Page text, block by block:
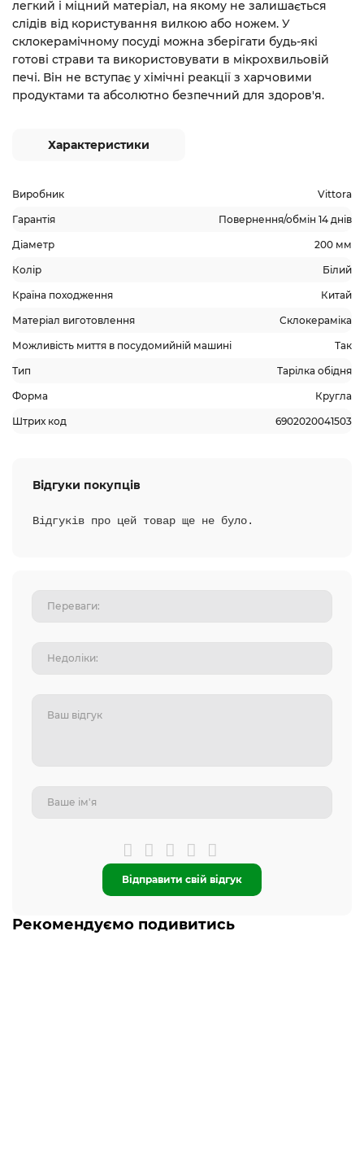
легкий і міцний матеріал, на якому не залишається
слідів від користування вилкою або ножем. У
склокерамічному посуді можна зберігати будь-які
готові страви та використовувати в мікрохвильовій
печі. Він не вступає у хімічні реакції з харчовими
продуктами та абсолютно безпечний для здоров'я.
Характеристики
Виробник Vittora
Гарантія Повернення/обмін 14 днів
Діаметр 200 мм
Колір Білий
Країна походження Китай
Матеріал виготовлення Склокераміка
Можливість миття в посудомийній машині Так
Тип Тарілка обідня
Форма Кругла
Штрих код 6902020041503
Відгуки покупців
Відгуків про цей товар ще не було.
Відправити свій відгук
Рекомендуємо подивитись